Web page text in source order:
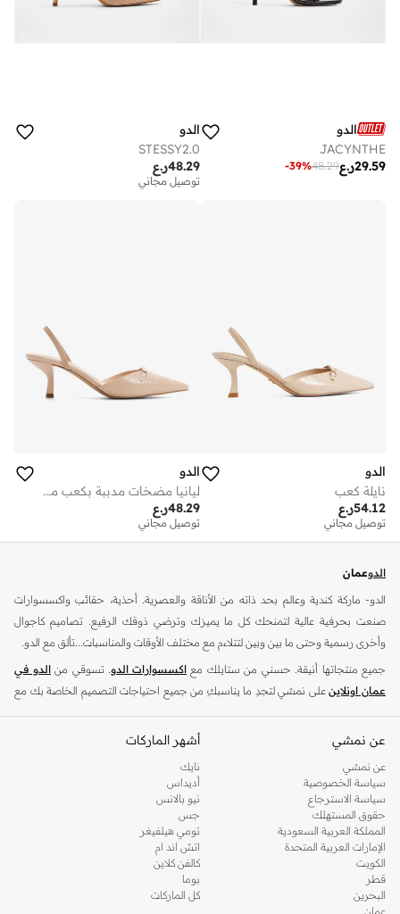
الدو
JACYNTHE
ر.ع29.59
48.29
-39%
الدو
STESSY2.0
ر.ع48.29
توصيل مجاني
الدو
نايلة كعب
ر.ع54.12
توصيل مجاني
الدو
ليانيا مضخات مدببة بكعب معدني
ر.ع48.29
توصيل مجاني
الدوعمان
الدو- ماركة كندية وعالم بحد ذاته من الأناقة والعصرية. أحذية، حقائب واكسسوارات
صنعت بحرفية عالية لتمنحك كل ما يميزك وترضي ذوقك الرفيع. تصاميم كاجوال
وأخرى رسمية وحتى ما بين وبين لتتلاءم مع مختلف الأوقات والمناسبات...تألق مع الدو.
جميع منتجاتها أنيقة. حسني من ستايلك مع اكسسوارات الدو . تسوقي من الدو في
عمان اونلاين على نمشي لتجدِ ما يناسبكِ من جميع احتياجات التصميم الخاصة بك مع
شنط الدو
تعد متاجر الدو الكندية للتجزئة الوجهة العالمية للأحذية والإكسسوارات العصرية ،تشتهر
بنهجها في التفكير المستقبلي للصنادل العادية ، والكعب العالي الرسمي وشكلها مع
المجوهرات
. سواء كنت تبحث عن تحديث خزانة ملابسك ، ابحث عن الأحذية العادية
المثالية لاناقة عطلة نهاية الأسبوع أو فترة ما بعد الدوام و ارتدي زوج من الكعوب الأنيقة
التي تتطابق مع مناسبة مسائية ، نقدم لك ما تحتاجه .
ان تشكيلة الأحذية النسائية من هذه العلامة التجارية الشهيرة تشمل مجموعة مختارة من
الأحذية لكل موضة اما خلال النهار ، يمكنك ارتداءا شيء مريح ، مثل زوج من
عن نمشي
عن نمشي
سياسة الخصوصية
سياسة الاسترجاع
حقوق المستهلك
المملكة العربية السعودية
الإمارات العربية المتحدة
الكويت
قطر
البحرين
عمان
أشهر الماركات
نايك
أديداس
نيو بالانس
جس
تومي هيلفيغر
اتش اند ام
كالفن كلاين
بوما
كل الماركات